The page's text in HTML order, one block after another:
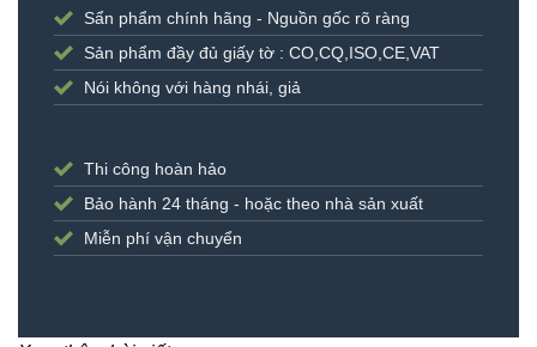
Sẩn phẩm chính hãng - Nguồn gốc rõ ràng
Sản phẩm đầy đủ giấy tờ : CO,CQ,ISO,CE,VAT
Nói không với hàng nhái, giả
Thi công hoàn hảo
Bảo hành 24 tháng - hoặc theo nhà sản xuất
Miễn phí vận chuyển